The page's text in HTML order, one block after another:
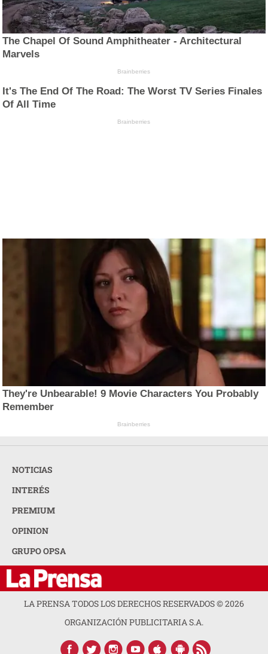
The Chapel Of Sound Amphitheater - Architectural
Marvels
Brainberries
It's The End Of The Road: The Worst TV Series Finales
Of All Time
Brainberries
They're Unbearable! 9 Movie Characters You Probably
Remember
Brainberries
NOTICIAS
INTERÉS
PREMIUM
OPINION
GRUPO OPSA
LA PRENSA TODOS LOS DERECHOS RESERVADOS ©2026
ORGANIZACIÓN PUBLICITARIA S.A.